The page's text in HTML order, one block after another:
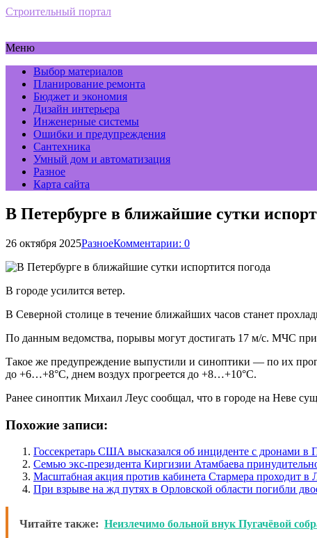
Строительный портал
Меню
Выбор материалов
Планирование ремонта
Бюджет и экономия
Дизайн интерьера
Инженерные системы
Ошибки и предупреждения
Сантехника
Умный дом и автоматизация
Разное
Карта сайта
В Петербурге в ближайшие сутки
26 октября 2025РазноеКомментарии: 0
В городе усилится ветер.
В Северной столице в течение ближайших часов станет
По данным ведомства, порывы могут достигать 17 м/с. МЧС
Такое же предупреждение выпустили и синоптики — по их
до +6…+8°С, днем воздух прогреется до +8…+10°С.
Ранее синоптик Михаил Леус сообщал, что в городе на Неве
Похожие записи:
Госсекретарь США высказался об инциденте с дронами в
Семью экс-президента Киргизии Атамбаева
Масштабная акция против кабинета Стармера проходит в
При взрыве на жд путях в Орловской области погибли
Читайте также: Неизлечимо больной внук Пугачёвой